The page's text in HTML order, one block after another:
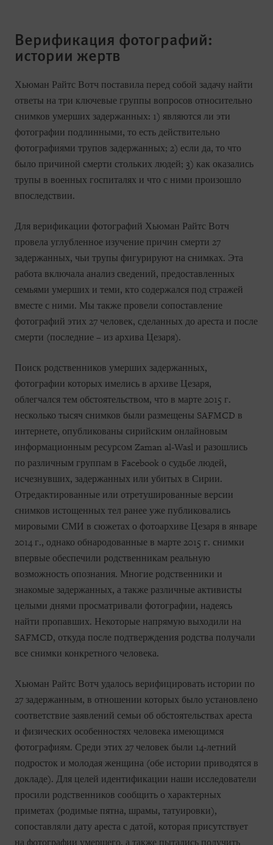
Верификация фотографий:
истории жертв
Хьюман Райтс Вотч поставила перед собой задачу найти
ответы на три ключевые группы вопросов относительно
снимков умерших задержанных: 1) являются ли эти
фотографии подлинными, то есть действительно
фотографиями трупов задержанных; 2) если да, то что
было причиной смерти стольких людей; 3) как оказались
трупы в военных госпиталях и что с ними произошло
впоследствии.
Для верификации фотографий Хьюман Райтс Вотч
провела углубленное изучение причин смерти 27
задержанных, чьи трупы фигурируют на снимках. Эта
работа включала анализ сведений, предоставленных
семьями умерших и теми, кто содержался под стражей
вместе с ними. Мы также провели сопоставление
фотографий этих 27 человек, сделанных до ареста и после
смерти (последние – из архива Цезаря).
Поиск родственников умерших задержанных,
фотографии которых имелись в архиве Цезаря,
облегчался тем обстоятельством, что в марте 2015 г.
несколько тысяч снимков были размещены SAFMCD в
интернете, опубликованы сирийским онлайновым
информационным ресурсом Zaman al-Wasl и разошлись
по различным группам в Facebook о судьбе людей,
исчезнувших, задержанных или убитых в Сирии.
Отредактированные или отретушированные версии
снимков истощенных тел ранее уже публиковались
мировыми СМИ в сюжетах о фотоархиве Цезаря в январе
2014 г., однако обнародованные в марте 2015 г. снимки
впервые обеспечили родственникам реальную
возможность опознания. Многие родственники и
знакомые задержанных, а также различные активисты
целыми днями просматривали фотографии, надеясь
найти пропавших. Некоторые напрямую выходили на
SAFMCD, откуда после подтверждения родства получали
все снимки конкретного человека.
Хьюман Райтс Вотч удалось верифицировать истории по
27 задержанным, в отношении которых было установлено
соответствие заявлений семьи об обстоятельствах ареста
и физических особенностях человека имеющимся
фотографиям. Среди этих 27 человек были 14-летний
подросток и молодая женщина (обе истории приводятся в
докладе). Для целей идентификации наши исследователи
просили родственников сообщить о характерных
приметах (родимые пятна, шрамы, татуировки),
сопоставляли дату ареста с датой, которая присутствует